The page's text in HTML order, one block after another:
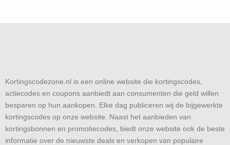
Kortingscodezone.nl is een online website die kortingscodes,
actiecodes en coupons aanbiedt aan consumenten die geld willen
besparen op hun aankopen. Elke dag publiceren wij de bijgewerkte
kortingscodes op onze website. Naast het aanbieden van
kortingsbonnen en promotiecodes, biedt onze website ook de beste
informatie over de nieuwste deals en verkopen van populaire